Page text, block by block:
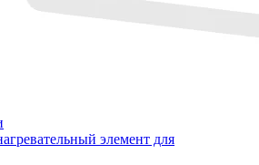
элемент для